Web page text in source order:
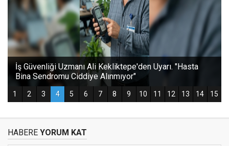
HABERE YORUM KAT